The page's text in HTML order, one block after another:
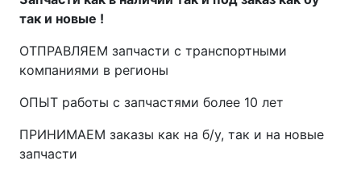
так и новые !
ОТПРАВЛЯЕМ запчасти с транспортными
компаниями в регионы
ОПЫТ работы с запчастями более 10 лет
ПРИНИМАЕМ заказы как на б/у, так и на новые
запчасти